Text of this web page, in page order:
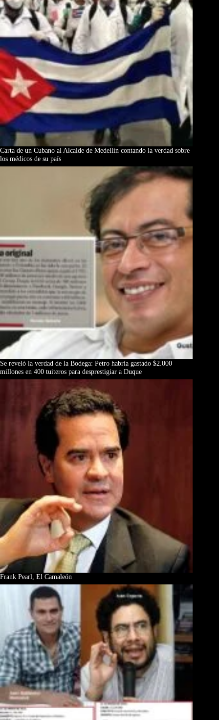
Carta de un Cubano al Alcalde de Medellín contando la verdad sobre
los médicos de su país
Se reveló la verdad de la Bodega: Petro habría gastado $2.000
millones en 400 tuiteros para desprestigiar a Duque
Frank Pearl, El Camaleón